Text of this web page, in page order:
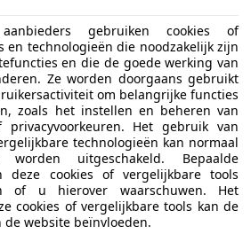
hoewel jongere voertuigen van
ongeveer 10.000 euro aanzienlijk
ook klanten te inspireren en te
uiterlijkop de markt.
carrosserie is het voertuig
in de stad of naar een
kenmerken van het
aan de voorzijde, die
gebruiken cookies of
en technologieën die noodzakelijk zijn
en die de goede werking van
Ze worden doorgaans gebruikt
om belangrijke functies
zoals het instellen en beheren van
privacyvoorkeuren. Het gebruik van
technologieën kan normaal
uitgeschakeld. Bepaalde
deze cookies of vergelijkbare tools
of u hierover waarschuwen. Het
cookies of vergelijkbare tools kan de
website beïnvloeden.